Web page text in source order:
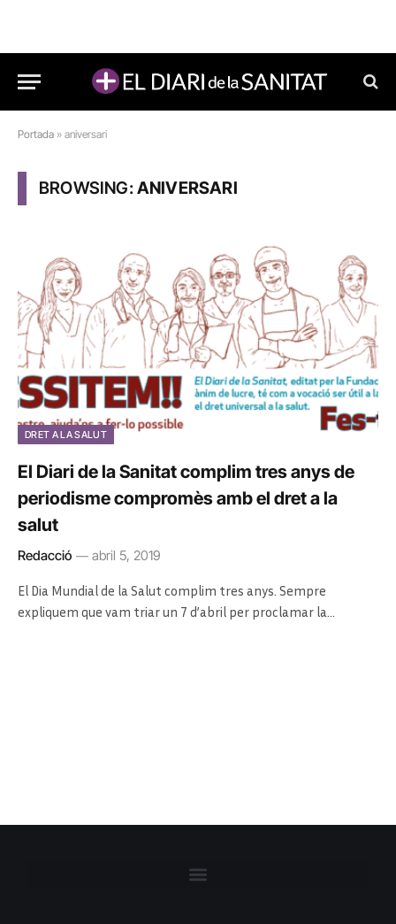
Portada » aniversari
BROWSING:ANIVERSARI
DRET A LA SALUT
El Diari de la Sanitat complim tres anys de
periodisme compromès amb el dret a la
salut
Redacció abril 5, 2019
El Dia Mundial de la Salut complim tres anys. Sempre
expliquem que vam triar un 7 d’abril per proclamar la…